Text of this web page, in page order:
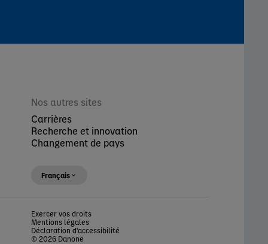
Nos autres sites
Carrières
Recherche et innovation
Changement de pays
Français
Exercer vos droits
Mentions légales
Déclaration d'accessibilité
© 2026 Danone